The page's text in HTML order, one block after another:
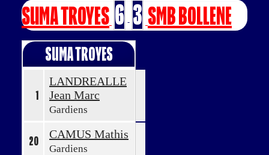
SUMA TROYES 6 - 3 SMB BOLLENE
SUMA TROYES
1
LANDREALLE
Jean Marc
Gardiens
20
CAMUS Mathis
Gardiens